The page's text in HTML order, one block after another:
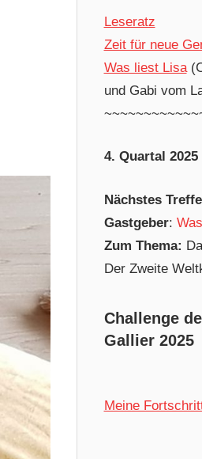
Leseratz
Zeit für neue
Was liest Lisa
und Gabi vom
4. Quartal 2025
Nächstes
Gastgeber:
Zum Thema:
Der Zweite
Challenge
Gallier 2025
Meine